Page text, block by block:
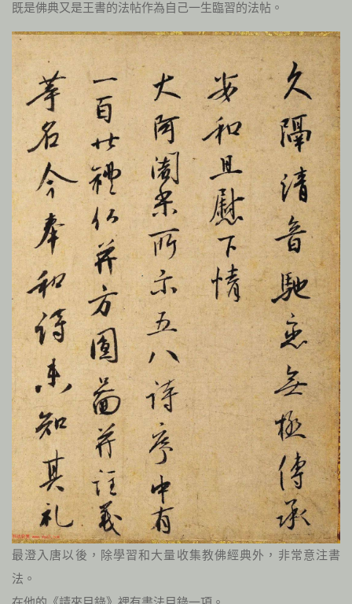
既是佛典又是王書的法帖作為自己一生臨習的法帖。
最澄入唐以後，除學習和大量收集教佛經典外，非常意注書
法。